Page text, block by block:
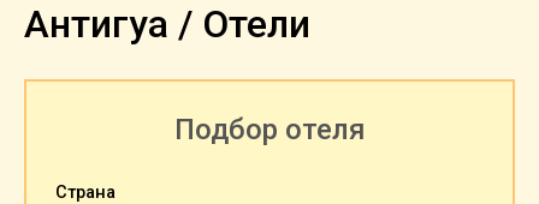
Антигуа / Отели
Подбор отеля
Страна